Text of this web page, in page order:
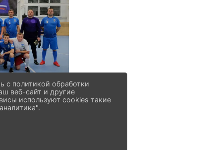
с политикой обработки
веб-сайт и другие
используют cookies такие